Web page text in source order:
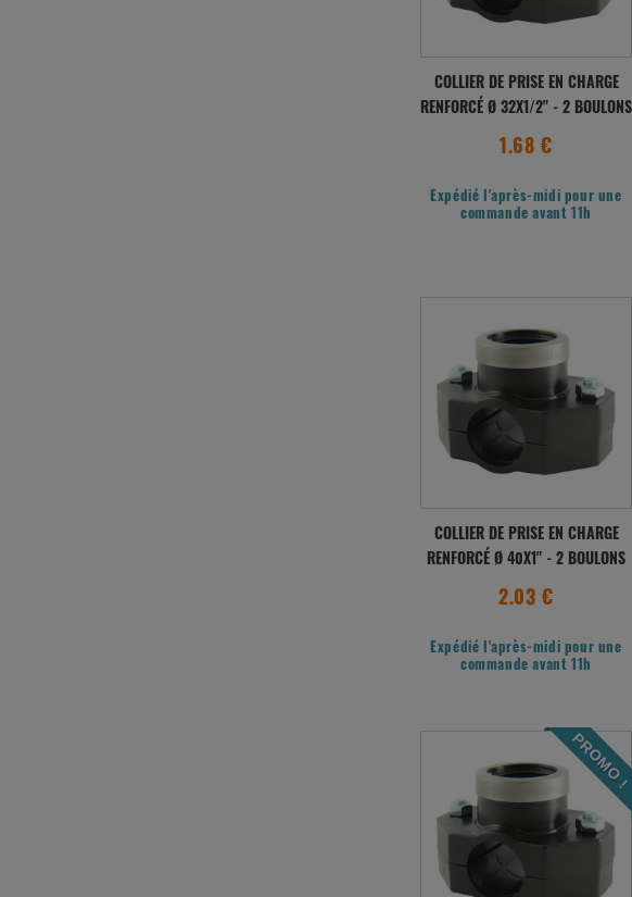
COLLIER DE PRISE EN CHARGE
RENFORCÉ Ø 32X1/2" - 2 BOULONS
1.68 €
Expédié l'après-midi pour une
commande avant 11h
COLLIER DE PRISE EN CHARGE
RENFORCÉ Ø 40X1" - 2 BOULONS
2.03 €
Expédié l'après-midi pour une
commande avant 11h
PROMO !